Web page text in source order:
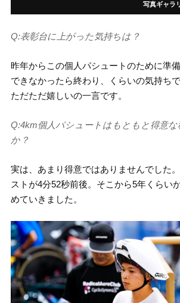
写真ギャラ
Q:表彰台に上がった気持ちは？
昨年からこの個人パシュートのために準
できなかったら終わり、くらいの気持ち
ただただ嬉しいの一言です。
Q:4km個人パシュートはもともと得意
か？
実は、あまり得意ではありませんでした
ストが4分52秒前後。そこから5年くらい
めていきました。